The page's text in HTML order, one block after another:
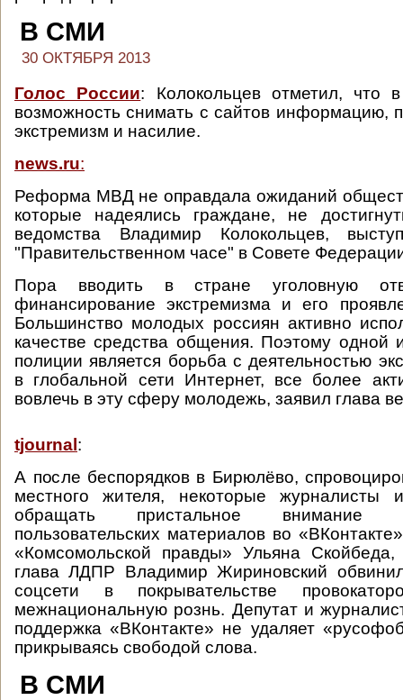
В СМИ
30 ОКТЯБРЯ 2013
Голос России: Колокольцев отметил, что
возможность снимать с сайтов информацию,
экстремизм и насилие.
news.ru:
Реформа МВД не оправдала ожиданий
которые надеялись граждане, не
ведомства Владимир Колокольцев,
"Правительственном часе" в Совете
Пора вводить в стране уголовную
финансирование экстремизма и его
Большинство молодых россиян активно
качестве средства общения. Поэтому одной
полиции является борьба с деятельностью
в глобальной сети Интернет, все более
вовлечь в эту сферу молодежь, заявил глава
tjournal :
А после беспорядков в Бирюлёво,
местного жителя, некоторые журналисты
обращать пристальное внимание
пользовательских материалов во
«Комсомольской правды» Ульяна
глава ЛДПР Владимир Жириновский
соцсети в покрывательстве
межнациональную рознь. Депутат и
поддержка «ВКонтакте» не удаляет
прикрываясь свободой слова.
В СМИ